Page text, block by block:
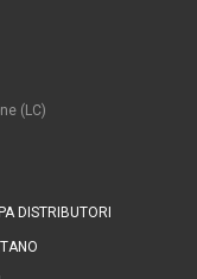
(LC)
DISTRIBUTORI